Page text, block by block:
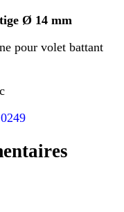
Ø 14 mm
pour volet battant